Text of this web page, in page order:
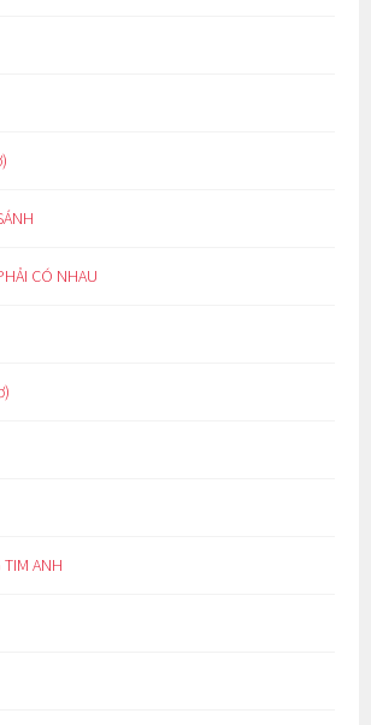
CÓ NHAU
ANH